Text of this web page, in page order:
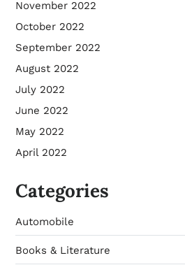
November 2022
October 2022
September 2022
August 2022
July 2022
June 2022
May 2022
April 2022
Categories
Automobile
Books & Literature